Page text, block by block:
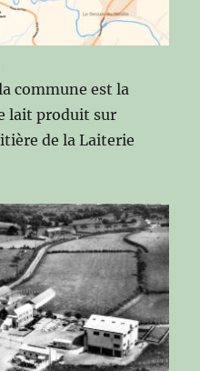
commune est la
lait produit sur
de la Laiterie